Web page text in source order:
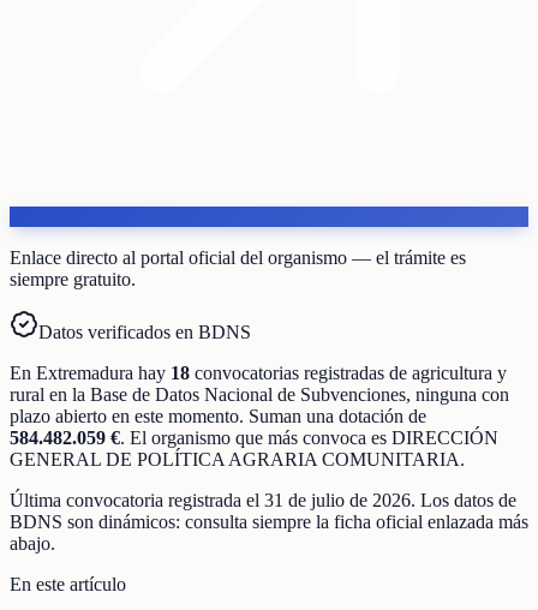
Enlace directo al portal oficial del organismo — el trámite es
siempre gratuito.
Datos verificados en BDNS
En Extremadura hay 18 convocatorias registradas de agricultura y
rural en la Base de Datos Nacional de Subvenciones, ninguna con
plazo abierto en este momento. Suman una dotación de
584.482.059 €. El organismo que más convoca es DIRECCIÓN
GENERAL DE POLÍTICA AGRARIA COMUNITARIA.
Última convocatoria registrada el 31 de julio de 2026. Los datos de
BDNS son dinámicos: consulta siempre la ficha oficial enlazada más
abajo.
En este artículo